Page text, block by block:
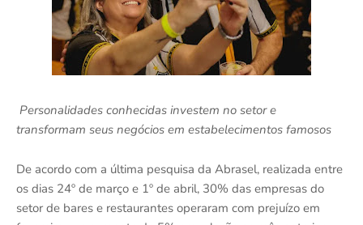
Personalidades conhecidas investem no setor e
transformam seus negócios em estabelecimentos famosos
De acordo com a última pesquisa da Abrasel, realizada entre
os dias 24º de março e 1º de abril, 30% das empresas do
setor de bares e restaurantes operaram com prejuízo em